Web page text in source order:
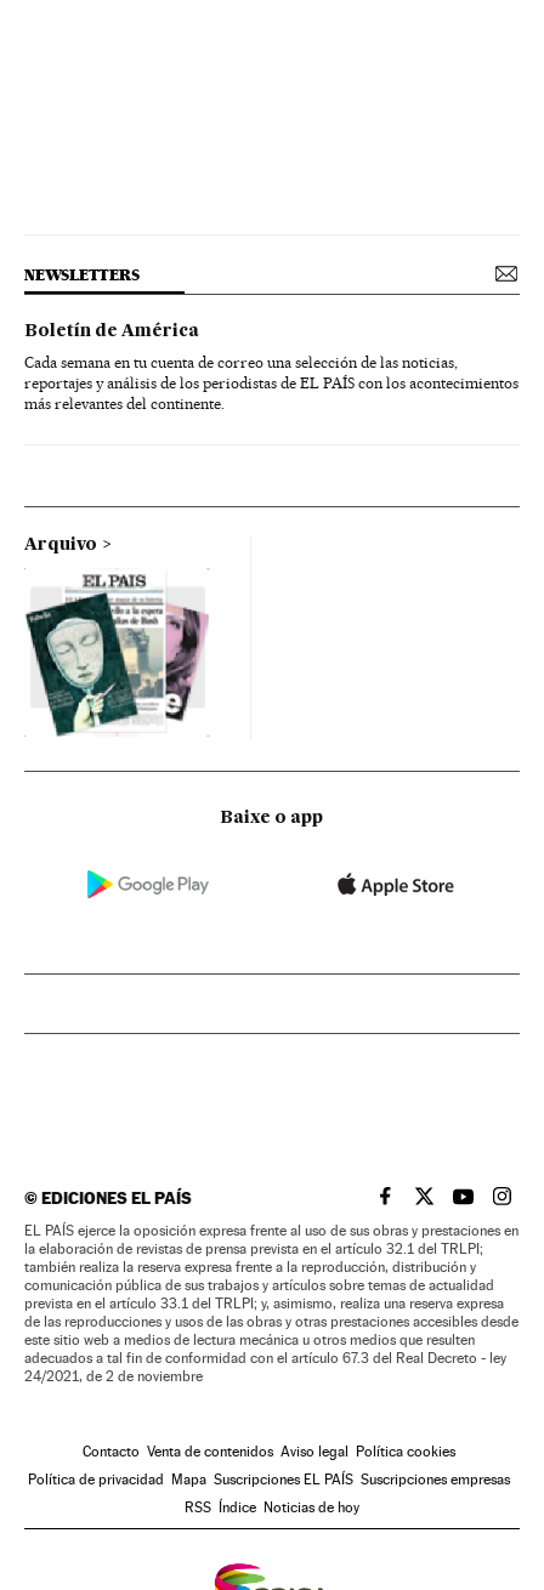
NEWSLETTERS
Boletín de América
Cada semana en tu cuenta de correo una selección de las noticias,
reportajes y análisis de los periodistas de EL PAÍS con los acontecimientos
más relevantes del continente.
Arquivo
Baixe o app
©EDICIONES EL PAÍS EL PAÍS BRASIL EN
EL PAÍSEL PAÍS
EL
EL PAÍS ejerce la oposición expresa frente al uso de sus obras y prestaciones en
la elaboración de revistas de prensa prevista en el artículo 32.1 del TRLPI;
también realiza la reserva expresa frente a la reproducción, distribución y
comunicación pública de sus trabajos y artículos sobre temas de actualidad
prevista en el artículo 33.1 del TRLPI; y, asimismo, realiza una reserva expresa
de las reproducciones y usos de las obras y otras prestaciones accesibles desde
este sitio web a medios de lectura mecánica u otros medios que resulten
adecuados a tal fin de conformidad con el artículo 67.3 del Real Decreto - ley
24/2021, de 2 de noviembre
Contacto Venta de contenidos Aviso legal
Política cookies
Política de privacidad
Mapa Suscripciones EL PAÍS Suscripciones empresas
RSS
Índice Noticias de hoy